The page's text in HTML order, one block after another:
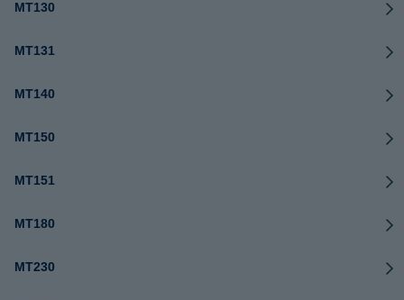
MT130
MT131
MT140
MT150
MT151
MT180
MT230